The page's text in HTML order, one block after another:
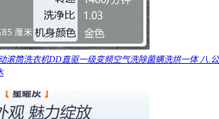
滚筒洗衣机DD直驱一级变频空气洗除菌螨洗烘一体 八.公